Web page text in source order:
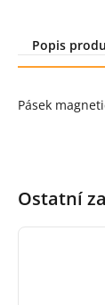
Popis
Pásek
Ostatní